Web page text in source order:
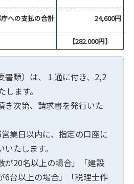
への支払の合計 24,600円
【282.000円】
書類）は、１通に付き、2,2
ます。
き次第、請求書を発行いた
業日以内に、指定の口座に
たします。
が20名以上の場合」「建設
6台以上の場合」「税理士作